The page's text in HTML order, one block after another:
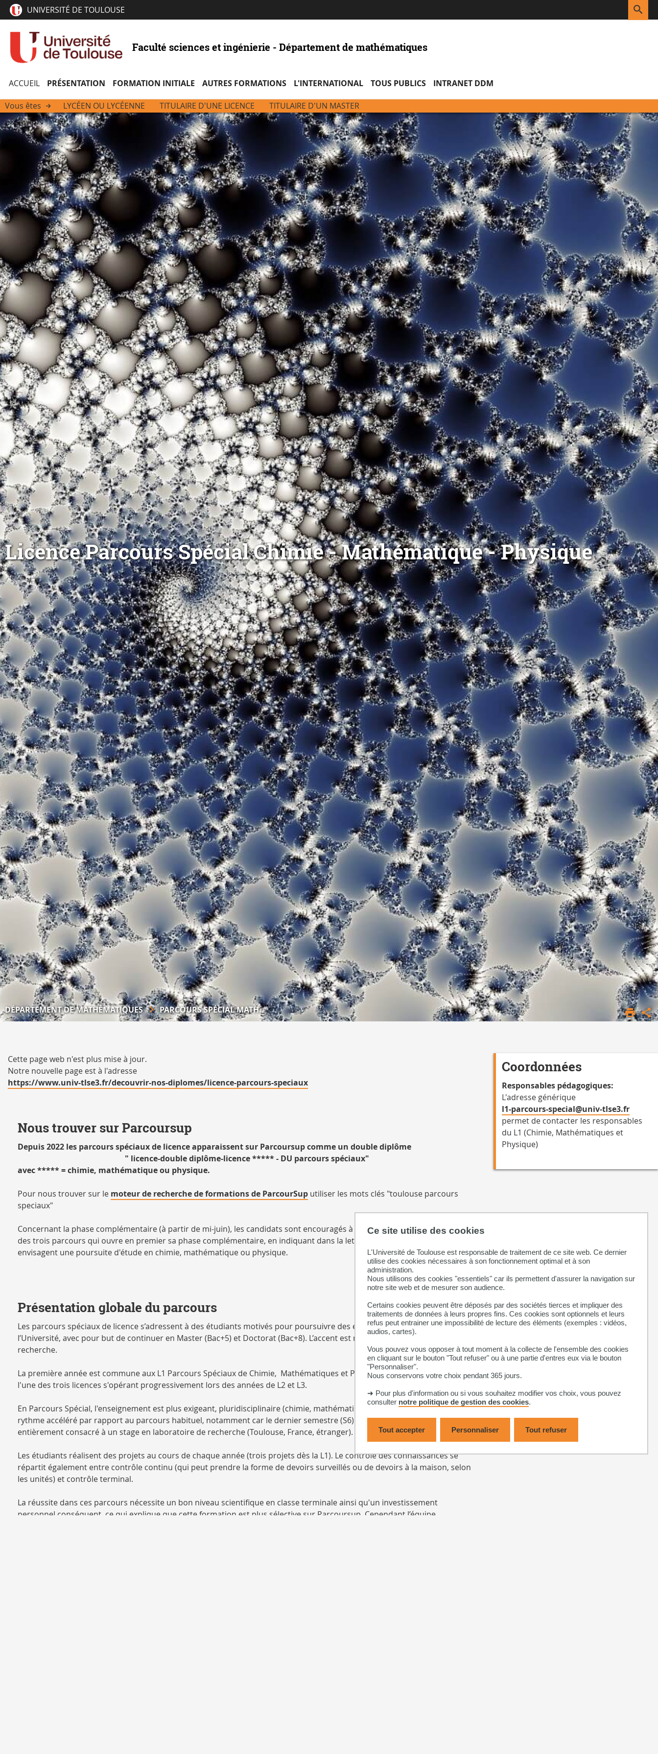
Ce site utilise des cookies
L'Université de Toulouse est responsable de traitement de ce site web. Ce dernier
utilise des cookies nécessaires à son fonctionnement optimal et à son
administration.
Nous utilisons des cookies "essentiels" car ils permettent d'assurer la navigation sur
notre site web et de mesurer son audience.
Certains cookies peuvent être déposés par des sociétés tierces et impliquer des
traitements de données à leurs propres fins. Ces cookies sont optionnels et leurs
refus peut entrainer une impossibilité de lecture des éléments (exemples : vidéos,
audios, cartes).
Vous pouvez vous opposer à tout moment à la collecte de l'ensemble des cookies
en cliquant sur le bouton "Tout refuser" ou à une partie d'entres eux via le bouton
"Personnaliser".
Nous conservons votre choix pendant 365 jours.
➜ Pour plus d'information ou si vous souhaitez modifier vos choix, vous pouvez
consulter notre politique de gestion des cookies.
Tout accepter Tout refuser
Personnaliser
au
directs
UNIVERSITÉ DE TOULOUSE
Faculté sciences et ingénierie - Département de mathématiques
ACCUEIL PRÉSENTATION FORMATION INITIALE AUTRES FORMATIONS L'INTERNATIONAL TOUS PUBLICS INTRANET DDM
Vous êtes LYCÉEN OU LYCÉENNE TITULAIRE D'UNE LICENCE TITULAIRE D'UN MASTER
Licence Parcours Spécial Chimie - Mathématique - Physique
DÉPARTEMENT DE MATHÉMATIQUES PARCOURS SPÉCIAL MATH.
Cette page web n'est plus mise à jour.
Notre nouvelle page est à l'adresse
https://www.univ-tlse3.fr/decouvrir-nos-diplomes/licence-parcours-speciaux
Nous trouver sur Parcoursup
Depuis 2022 les parcours spéciaux de licence apparaissent sur Parcoursup comme un double diplôme
" licence-double diplôme-licence ***** - DU parcours spéciaux"
avec ***** = chimie, mathématique ou physique.
Pour nous trouver sur le moteur de recherche de formations de ParcourSup utiliser les mots clés "toulouse parcours
speciaux"
Concernant la phase complémentaire (à partir de mi-juin), les candidats sont encouragés à candidater sur n'import lequel
des trois parcours qui ouvre en premier sa phase complémentaire, en indiquant dans la lettre de motivation s'ils
envisagent une poursuite d'étude en chimie, mathématique ou physique.
Présentation globale du parcours
Les parcours spéciaux de licence s’adressent à des étudiants motivés pour poursuivre des études longues dès leur entrée à
l’Université, avec pour but de continuer en Master (Bac+5) et Doctorat (Bac+8). L’accent est mis sur la formation par la
recherche.
La première année est commune aux L1 Parcours Spéciaux de Chimie, Mathématiques et Physique, la spécialisation sur
l'une des trois licences s'opérant progressivement lors des années de L2 et L3.
En Parcours Spécial, l'enseignement est plus exigeant, pluridisciplinaire (chimie, mathématiques et physique), et sur un
rythme accéléré par rapport au parcours habituel, notamment car le dernier semestre (S6) est libéré de cours et
entièrement consacré à un stage en laboratoire de recherche (Toulouse, France, étranger).
Les étudiants réalisent des projets au cours de chaque année (trois projets dès la L1). Le contrôle des connaissances se
répartit également entre contrôle continu (qui peut prendre la forme de devoirs surveillés ou de devoirs à la maison, selon
les unités) et contrôle terminal.
La réussite dans ces parcours nécessite un bon niveau scientifique en classe terminale ainsi qu'un investissement
personnel conséquent, ce qui explique que cette formation est plus sélective sur Parcoursup. Cependant l’équipe
Coordonnées
Responsables pédagogiques:
L'adresse générique
l1-parcours-special@univ-tlse3.fr
permet de contacter les responsables
du L1 (Chimie, Mathématiques et
Physique)